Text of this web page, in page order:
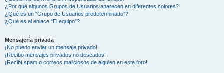
¿Por qué algunos Grupos de Usuarios aparecen en diferentes colores?
¿Qué es un “Grupo de Usuarios predeterminado”?
¿Qué es el enlace “El equipo”?
Mensajería privada
¡No puedo enviar un mensaje privado!
¡Recibo mensajes privados no deseados!
¡Recibí spam o correos maliciosos de alguien en este foro!